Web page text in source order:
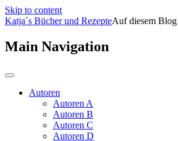
Skip to content
Katja´s Bücher und RezepteAuf diesem Blog
Main Navigation
Autoren
Autoren A
Autoren B
Autoren C
Autoren D